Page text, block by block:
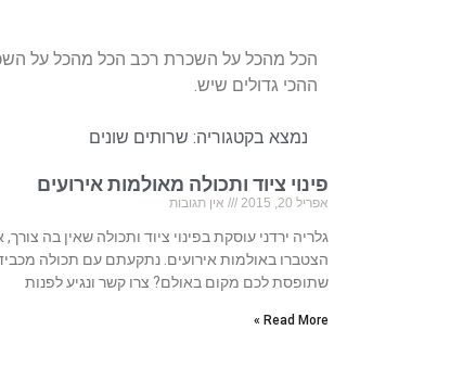
הכל מהכל על השכרת רכב הכל מהכל על
ההכי גדולים שיש.
נמצא בקטגוריה: שרותים שונים
פינוי ציוד ותכולה מאולמות אירועים
אפריל 20, 2015 אין תגובות
גלריה ירדני עוסקת בפינוי ציוד ותכולה שאין בה
הצטברו באולמות אירועים. נתקעתם עם תכולה
שתופסת לכם מקום באולם? צרו קשר ונגיע לפנות
Read More »